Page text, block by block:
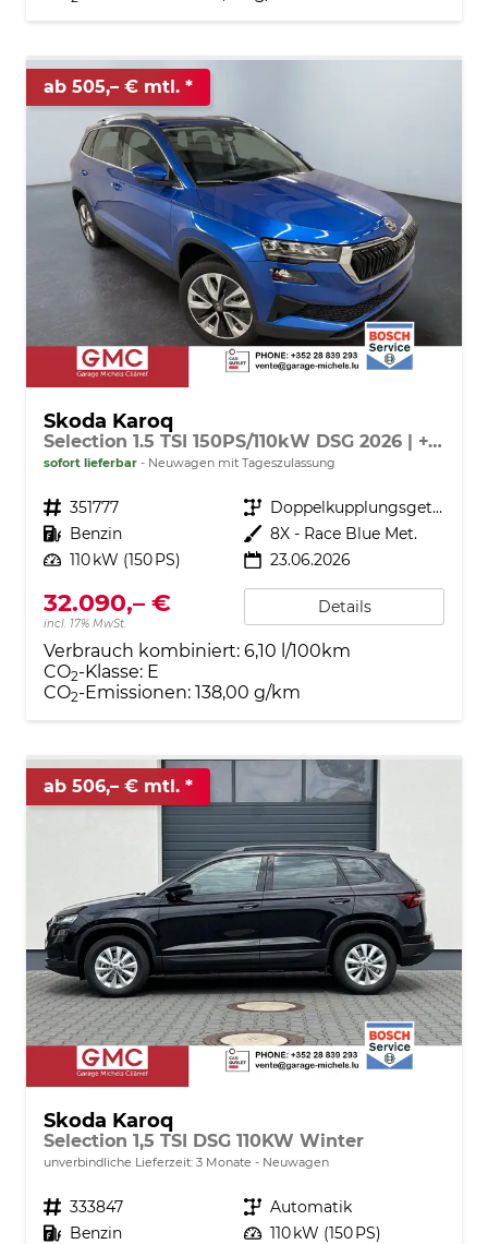
ab 505,– € mtl.
Skoda Karoq
Selection 1.5 TSI 150PS/110kW DSG 2026 | +TravelAssist +RFK & Parksensoren +Var. Gepäckraumboden
sofort lieferbar Neuwagen mit Tageszulassung
Fahrzeugnr. 351777 Getriebe
Doppelkupplungsgetriebe (DSG)
Kraftstoff Benzin Außenfarbe 8X - Race Blue Met.
Leistung 110 kW (150 PS) 23.06.2026
32.090,– €
incl. 17% MwSt.
Details
Verbrauch kombiniert: 6,10 l/100km
CO2-Klasse: E
CO2-Emissionen: 138,00 g/km
ab 506,– € mtl.
Skoda Karoq
Selection 1,5 TSI DSG 110KW Winter
unverbindliche Lieferzeit: 3 Monate Neuwagen
Fahrzeugnr. 333847 Getriebe Automatik
Kraftstoff Benzin Leistung 110 kW (150 PS)